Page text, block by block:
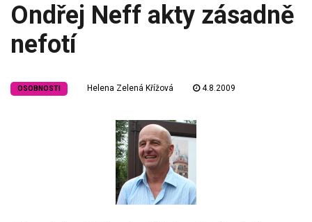
Ondřej Neff akty zásadně
nefotí
OSOBNOSTI Helena Zelená Křížová 4.8.2009